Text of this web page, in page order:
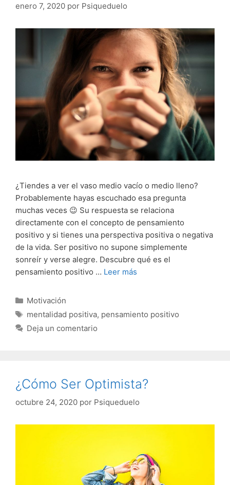
enero 7, 2020 por Psiqueduelo
¿Tiendes a ver el vaso medio vacío o medio lleno?
Probablemente hayas escuchado esa pregunta
muchas veces 😉 Su respuesta se relaciona
directamente con el concepto de pensamiento
positivo y si tienes una perspectiva positiva o negativa
de la vida. Ser positivo no supone simplemente
sonreír y verse alegre. Descubre qué es el
pensamiento positivo … Leer más
Categorías
Motivación
Etiquetas
mentalidad positiva, pensamiento positivo
Deja un comentario
¿Cómo Ser Optimista?
octubre 24, 2020 por Psiqueduelo